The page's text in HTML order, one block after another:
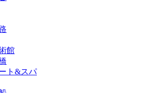
館
ト&スパ